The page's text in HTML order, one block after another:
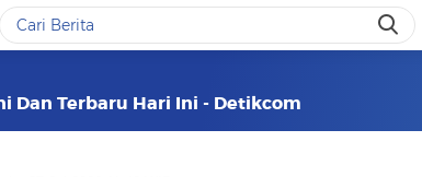
Dan Terbaru Hari Ini - Detikcom